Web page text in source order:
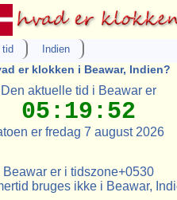
tid Indien
er klokken i Beawar, Indien?
Den aktuelle tid i Beawar er
05:19:52
er fredag 7 august 2026
Beawar er i tidszone+0530
bruges ikke i Beawar,